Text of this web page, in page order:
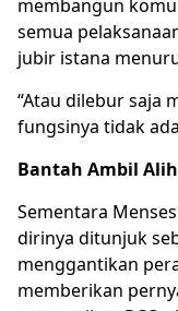
membangun
semua
jubir istana
“Atau dilebur saja
fungsinya tidak
Bantah Ambil Alih
Sementara
dirinya ditunjuk
menggantikan
memberikan